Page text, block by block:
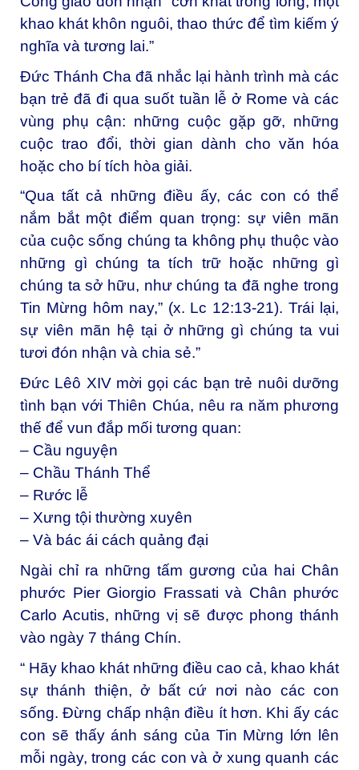
khao khát khôn nguôi, thao thức để tìm kiếm ý
nghĩa và tương lai.”
Đức Thánh Cha đã nhắc lại hành trình mà các
bạn trẻ đã đi qua suốt tuần lễ ở Rome và các
vùng phụ cận: những cuộc gặp gỡ, những
cuộc trao đổi, thời gian dành cho văn hóa
hoặc cho bí tích hòa giải.
“Qua tất cả những điều ấy, các con có thể
nắm bắt một điểm quan trọng: sự viên mãn
của cuộc sống chúng ta không phụ thuộc vào
những gì chúng ta tích trữ hoặc những gì
chúng ta sở hữu, như chúng ta đã nghe trong
Tin Mừng hôm nay,” (x. Lc 12:13-21). Trái lại,
sự viên mãn hệ tại ở những gì chúng ta vui
tươi đón nhận và chia sẻ.”
Đức Lêô XIV mời gọi các bạn trẻ nuôi dưỡng
tình bạn với Thiên Chúa, nêu ra năm phương
thế để vun đắp mối tương quan:
– Cầu nguyện
– Chầu Thánh Thể
– Rước lễ
– Xưng tội thường xuyên
– Và bác ái cách quảng đại
Ngài chỉ ra những tấm gương của hai Chân
phước Pier Giorgio Frassati và Chân phước
Carlo Acutis, những vị sẽ được phong thánh
vào ngày 7 tháng Chín.
“ Hãy khao khát những điều cao cả, khao khát
sự thánh thiện, ở bất cứ nơi nào các con
sống. Đừng chấp nhận điều ít hơn. Khi ấy các
con sẽ thấy ánh sáng của Tin Mừng lớn lên
mỗi ngày, trong các con và ở xung quanh các